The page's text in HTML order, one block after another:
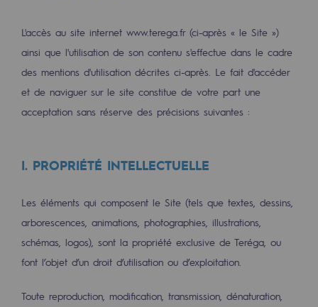
Méthanation
Captage de CO2
Nouveaux usages
Espace pédagogique
2050 : un monde d’énergies
Objectif Hydrogène
CCUS Objectif Zéro CO2
Objectif Biométhane
L'accès au site internet www.terega.fr (ci-après « le Site »)
ainsi que l'utilisation de son contenu s'effectue dans le cadre
des mentions d'utilisation décrites ci-après. Le fait d'accéder
et de naviguer sur le site constitue de votre part une
acceptation sans réserve des précisions suivantes :
I. PROPRIÉTÉ INTELLECTUELLE
Les éléments qui composent le Site (tels que textes, dessins,
arborescences, animations, photographies, illustrations,
schémas, logos), sont la propriété exclusive de Teréga, ou
font l’objet d’un droit d’utilisation ou d’exploitation.
Toute reproduction, modification, transmission, dénaturation,